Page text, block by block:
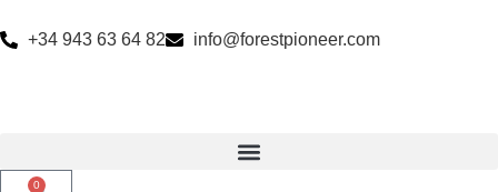
+34 943 63 64 82 info@forestpioneer.com
0